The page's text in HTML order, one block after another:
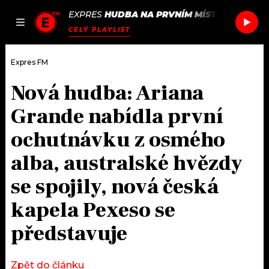
JAK
SEZNAM.CZ
EXPRES HUDBA NA PRVNÍM MÍSTĚ HALSEY
CELÝ PLAYLIST
DOMŮ
ČLÁNKY
AKTUÁLNĚ
HUDBA
ROZHOVORY
PODCASTY
JAK NALADIT
RÁDIO
Expres FM
Nová hudba: Ariana
Grande nabídla první
ochutnávku z osmého
alba, australské hvězdy
se spojily, nová česká
kapela Pexeso se
představuje
Zpět do článku